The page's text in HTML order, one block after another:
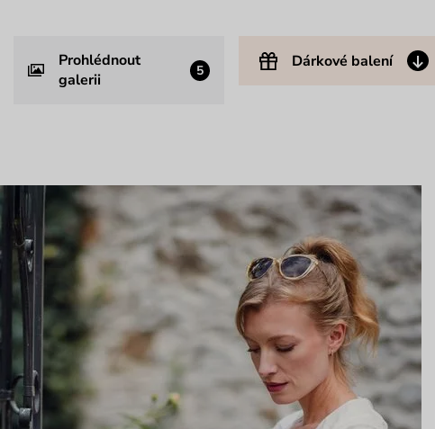
Prohlédnout
galerii
5 Dárkové balení